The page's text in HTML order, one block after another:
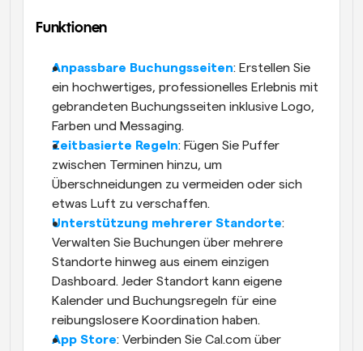
Funktionen
Anpassbare Buchungsseiten: Erstellen Sie
ein hochwertiges, professionelles Erlebnis mit
gebrandeten Buchungsseiten inklusive Logo,
Farben und Messaging.
Zeitbasierte Regeln: Fügen Sie Puffer
zwischen Terminen hinzu, um
Überschneidungen zu vermeiden oder sich
etwas Luft zu verschaffen.
Unterstützung mehrerer Standorte:
Verwalten Sie Buchungen über mehrere
Standorte hinweg aus einem einzigen
Dashboard. Jeder Standort kann eigene
Kalender und Buchungsregeln für eine
reibungslosere Koordination haben.
App Store: Verbinden Sie Cal.com über